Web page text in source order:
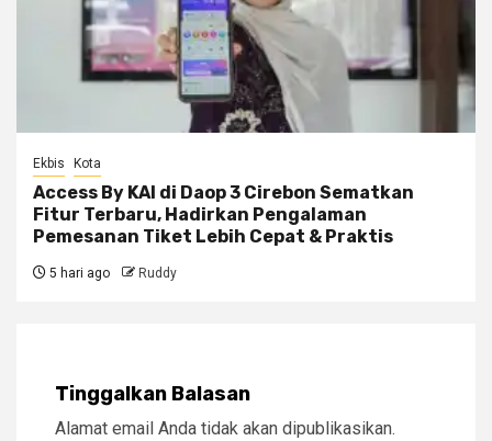
Ekbis Kota
Access By KAI di Daop 3 Cirebon Sematkan
Fitur Terbaru, Hadirkan Pengalaman
Pemesanan Tiket Lebih Cepat & Praktis
5 hari ago Ruddy
Tinggalkan Balasan
Alamat email Anda tidak akan dipublikasikan.